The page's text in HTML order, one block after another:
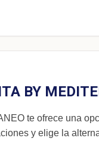
BY
te ofrece una
y elige la